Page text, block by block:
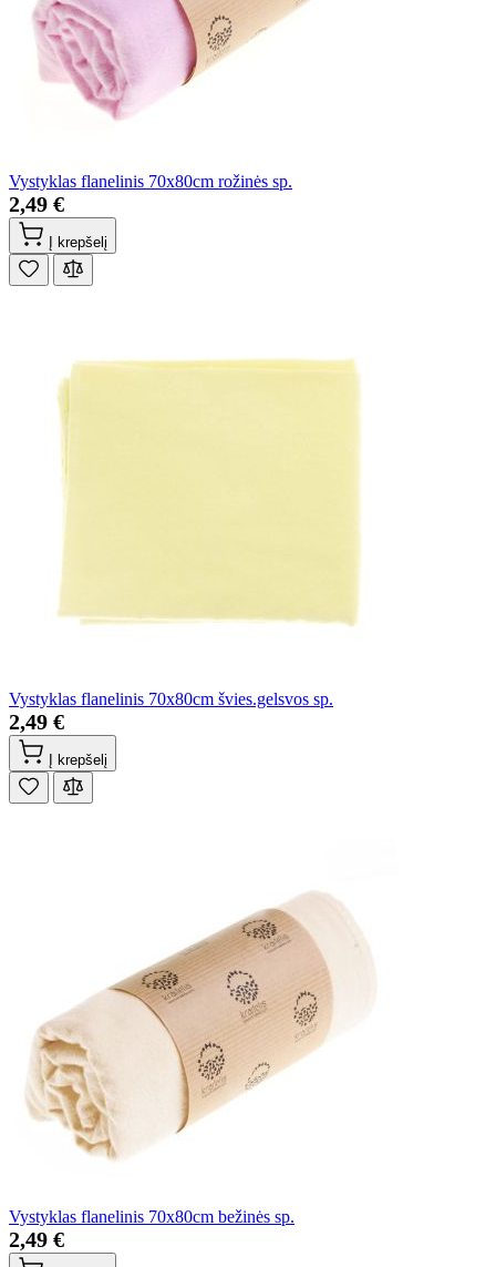
Vystyklas flanelinis 70x80cm rožinės sp.
2,49 €
Į krepšelį
Vystyklas flanelinis 70x80cm švies.gelsvos sp.
2,49 €
Į krepšelį
Vystyklas flanelinis 70x80cm bežinės sp.
2,49 €